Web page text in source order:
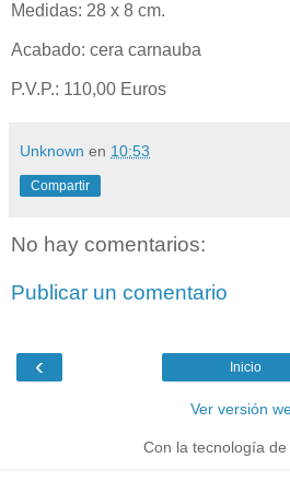
Medidas: 28 x 8 cm.
Acabado: cera carnauba
P.V.P.: 110,00 Euros
Unknown en 10:53
Compartir
No hay comentarios:
Publicar un comentario
‹ Inicio
Ver versión
Con la tecnología de